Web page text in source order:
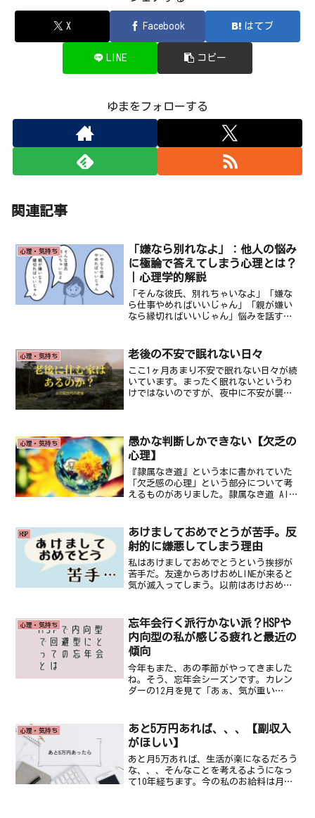
X Facebook はてブ
LINE コピー
ゆまをフォローする
関連記事
心理・気持ち
「嫌なら別れなよ」：他人の悩み
に極論で答えてしまう心理とは？
｜心理学的解説
「そんな彼氏、別れちゃいなよ」「嫌な
ら仕事やめればいいじゃん」「親が嫌い
なら縁切ればいいじゃん」悩みを話す
に人の話を聞いているときに、つい自分
も同じようなことを言ってし...
心理・気持ち 老後の不安で眠れない日々
ここ1ヶ月あまり不安で眠れない日々が続
いています。まったく眠れないというわ
けではないのですが、夜中に不安が襲っ
を見て目が覚めることも...
心理・気持ち
愚かな判断しかできない【欠乏の
心理】
『隷属なき道』という本に書かれていた
「欠乏感の心理」という部分について考
えるものがありました。隷属なき道 AIと
ー・ブレグマン/野中 香方子 文藝春秋
2...
HSP
あけましておめでとうが苦手。反
射的に嫌悪してしまう理由
私はあけましておめでとうという挨拶が
苦手だ。友達からあけおめLINEが来ると
気が滅入ってしまう。以前はあけおめ
ルーすることしかできなかった。どうし
ても拒絶反応が出て...
心理・気持ち
忘年会行く派行かない派？HSPや
内向型の私が感じる疲れと最近の
傾向
今年もまた、あの季節がやってきました
ね。そう、忘年会シーズンです。カレン
ダーの12月を見て「あぁ、気が重い
を忘れて楽しもう！」なんて盛り上がっ
ていますが、私たちのように...
心理・気持ち
あと5万円あれば、、、【副収入
がほしい】
あと月5万あれば、生活が楽になるだろう
な、、、そんなことを考えるようになっ
て10年経ちます。今の私のお給料は月